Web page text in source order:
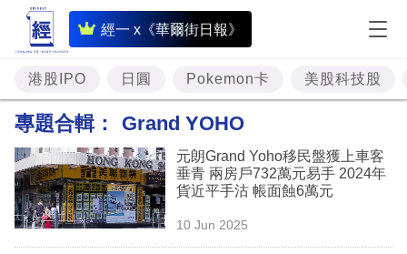
經一 x《華爾街日報》
即
時
財
經
題
投
資
港股IPO 日圓 Pokemon卡 美股科技股
專題合輯： Grand YOHO
元朗Grand Yoho移民盤獲上車客
垂青 兩房戶732萬元易手 2024年
貨近平手沽 帳面蝕6萬元
10 Jun 2025